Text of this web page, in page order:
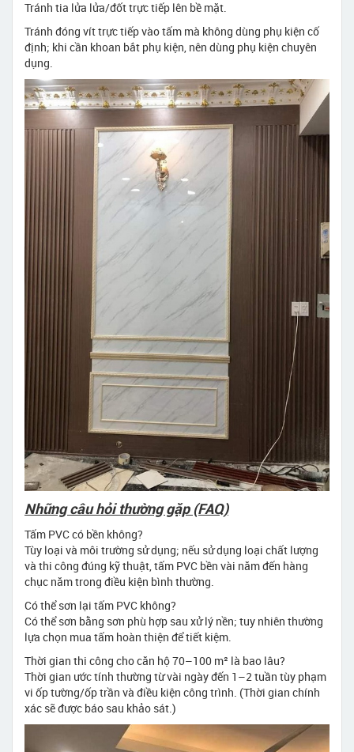
Tránh tia lửa lửa/đốt trực tiếp lên bề mặt.
Tránh đóng vít trực tiếp vào tấm mà không dùng phụ kiện cố
định; khi cần khoan bắt phụ kiện, nên dùng phụ kiện chuyên
dụng.
Những câu hỏi thường gặp (FAQ)
Tấm PVC có bền không?
Tùy loại và môi trường sử dụng; nếu sử dụng loại chất lượng
và thi công đúng kỹ thuật, tấm PVC bền vài năm đến hàng
chục năm trong điều kiện bình thường.
Có thể sơn lại tấm PVC không?
Có thể sơn bằng sơn phù hợp sau xử lý nền; tuy nhiên thường
lựa chọn mua tấm hoàn thiện để tiết kiệm.
Thời gian thi công cho căn hộ 70–100 m² là bao lâu?
Thời gian ước tính thường từ vài ngày đến 1–2 tuần tùy phạm
vi ốp tường/ốp trần và điều kiện công trình. (Thời gian chính
xác sẽ được báo sau khảo sát.)